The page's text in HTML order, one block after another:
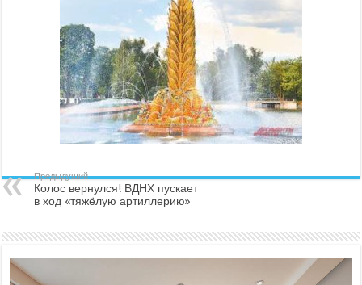
Предыдущий
Колос вернулся! ВДНХ пускает
в ход «тяжёлую артиллерию»